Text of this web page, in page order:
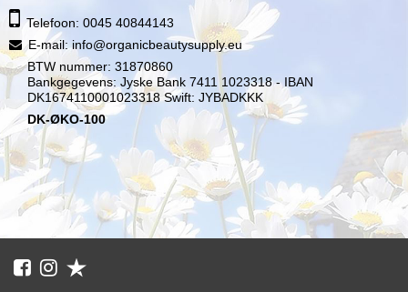
Telefoon: 0045 40844143
E-mail: info@organicbeautysupply.eu
BTW nummer: 31870860
Bankgegevens: Jyske Bank 7411 1023318 - IBAN
DK1674110001023318 Swift: JYBADKKK
DK-ØKO-100